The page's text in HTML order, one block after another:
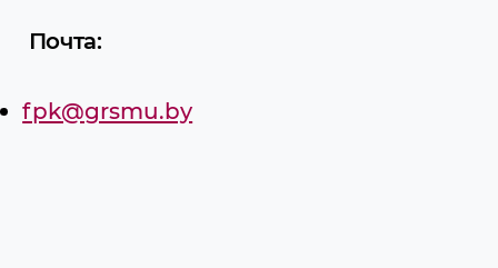
Почта:
fpk@grsmu.by